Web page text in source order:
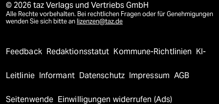
© 2026 taz Verlags und Vertriebs GmbH
Alle Rechte vorbehalten. Bei rechtlichen Fragen oder für Genehmigungen
wenden Sie sich bitte an lizenzen@taz.de
Feedback Redaktionsstatut Kommune-Richtlinien KI-
Leitlinie Informant Datenschutz Impressum AGB
Seitenwende Einwilligungen widerrufen (Ads)